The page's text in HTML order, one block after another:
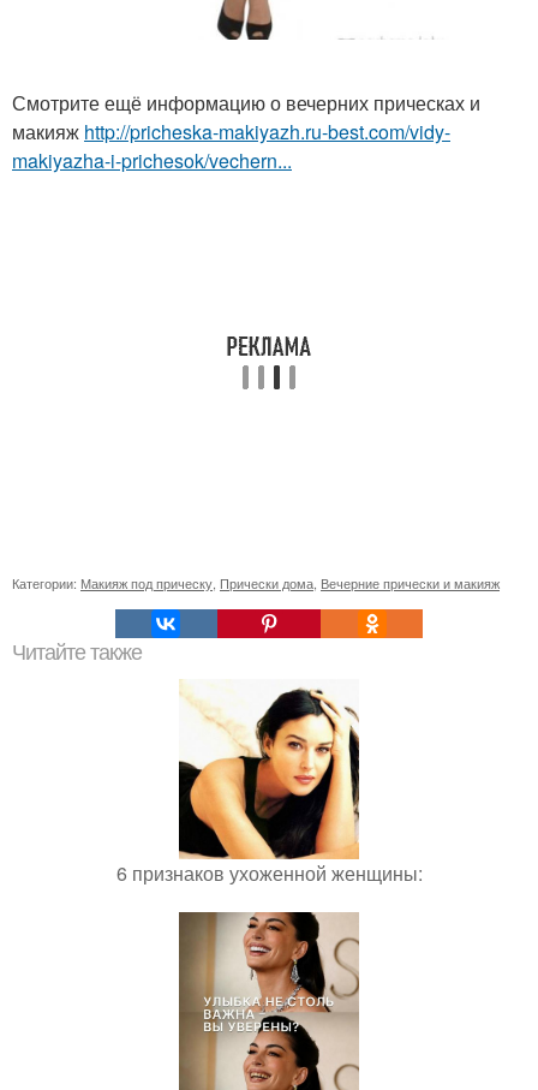
Смотрите ещё информацию о вечерних прическах и
макияж http://pricheska-makiyazh.ru-best.com/vidy-
makiyazha-i-prichesok/vechern...
Категории: Макияж под прическу Прически дома Вечерние прически и макияж
Читайте также
6 признаков ухоженной женщины: